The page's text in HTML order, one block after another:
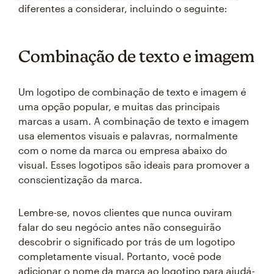
diferentes a considerar, incluindo o seguinte:
Combinação de texto e imagem
Um logotipo de combinação de texto e imagem é
uma opção popular, e muitas das principais
marcas a usam. A combinação de texto e imagem
usa elementos visuais e palavras, normalmente
com o nome da marca ou empresa abaixo do
visual. Esses logotipos são ideais para promover a
conscientização da marca.
Lembre-se, novos clientes que nunca ouviram
falar do seu negócio antes não conseguirão
descobrir o significado por trás de um logotipo
completamente visual. Portanto, você pode
adicionar o nome da marca ao logotipo para ajudá-